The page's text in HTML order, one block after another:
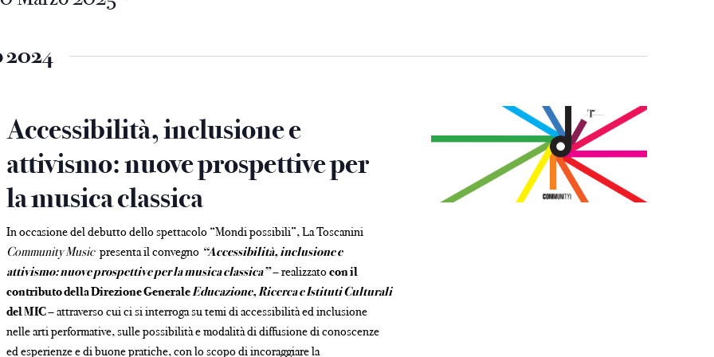
2024
Accessibilità, inclusione e
attivismo: nuove prospettive per
la musica classica
In occasione del debutto dello spettacolo “Mondi possibili”, La Toscanini
Community Music presenta il convegno “Accessibilità, inclusione e
attivismo: nuove prospettive per la musica classica”– realizzatocon il
contributo della Direzione GeneraleEducazione, Ricerca e Istituti Culturali
del MIC– attraverso cui ci si interroga su temi di accessibilità ed inclusione
nelle arti performative, sulle possibilità e modalità di diffusione di conoscenze
ed esperienze e di buone pratiche, con lo scopo di incoraggiare la